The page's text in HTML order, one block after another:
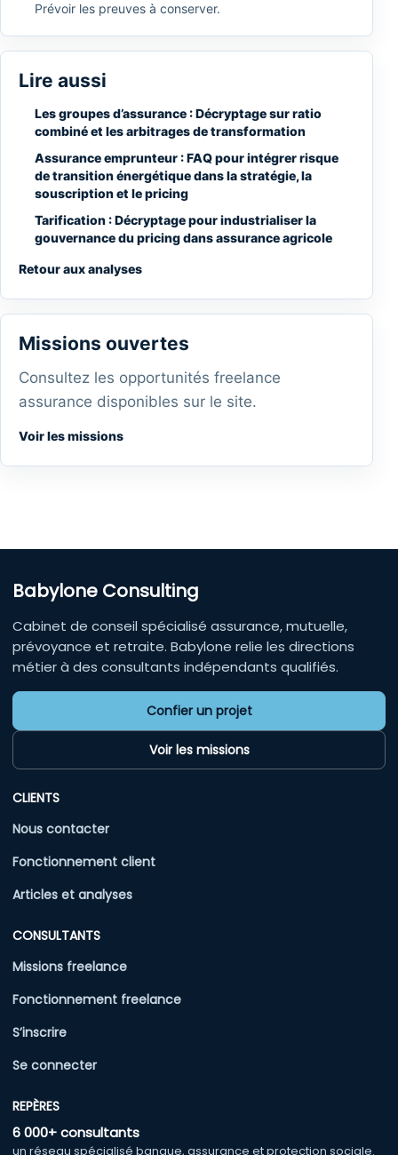
Prévoir les preuves à conserver.
Lire aussi
Les groupes d’assurance : Décryptage sur ratio
combiné et les arbitrages de transformation
Assurance emprunteur : FAQ pour intégrer risque
de transition énergétique dans la stratégie, la
souscription et le pricing
Tarification : Décryptage pour industrialiser la
gouvernance du pricing dans assurance agricole
Retour aux analyses
Missions ouvertes
Consultez les opportunités freelance
assurance disponibles sur le site.
Voir les missions
Babylone Consulting
Cabinet de conseil spécialisé assurance, mutuelle,
prévoyance et retraite. Babylone relie les directions
métier à des consultants indépendants qualifiés.
Confier un projet
Voir les missions
CLIENTS
Nous contacter
Fonctionnement client
Articles et analyses
CONSULTANTS
Missions freelance
Fonctionnement freelance
S’inscrire
Se connecter
REPÈRES
6 000+ consultants
un réseau spécialisé banque, assurance et protection sociale.